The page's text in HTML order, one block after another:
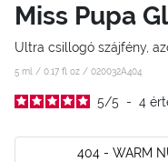
Miss Pupa
Ultra csillogó szájfény,
5 ml / 0.17 fl oz / 020032A404
5/5 - 4
404 - WARM